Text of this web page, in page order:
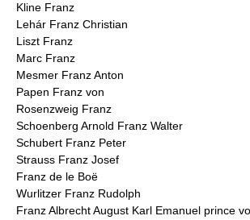
Kline Franz
Lehár Franz Christian
Liszt Franz
Marc Franz
Mesmer Franz Anton
Papen Franz von
Rosenzweig Franz
Schoenberg Arnold Franz Walter
Schubert Franz Peter
Strauss Franz Josef
Franz de le Boë
Wurlitzer Franz Rudolph
Franz Albrecht August Karl Emanuel prince